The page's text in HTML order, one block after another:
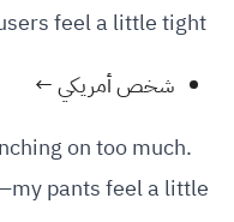
feel a little tight
شخص أمريكي ←
on too much
pants feel a little